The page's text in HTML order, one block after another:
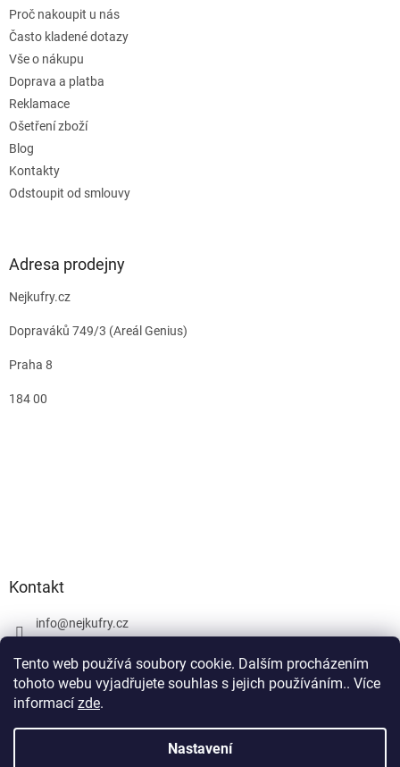
Tento web používá soubory cookie. Dalším procházením
tohoto webu vyjadřujete souhlas s jejich používáním.. Více
informací zde.
Nastavení
Proč nakoupit u nás
Často kladené dotazy
Vše o nákupu
Doprava a platba
Reklamace
Ošetření zboží
Blog
Kontakty
Odstoupit od smlouvy
Adresa prodejny
Nejkufry.cz
Dopraváků 749/3 (Areál Genius)
Praha 8
184 00
Kontakt
info@nejkufry.cz
Facebook
Vytvořil Shoptet Premium